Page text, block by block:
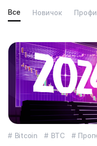
Все Новичок Профи
Bitcoin BTC